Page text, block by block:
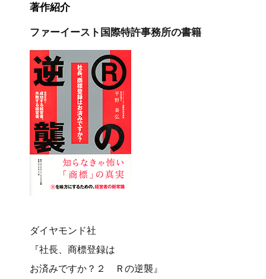
著作紹介
ファーイースト国際特許事務所の書籍
ダイヤモンド社
『社長、商標登録は
お済みですか？２ Ｒの逆襲』